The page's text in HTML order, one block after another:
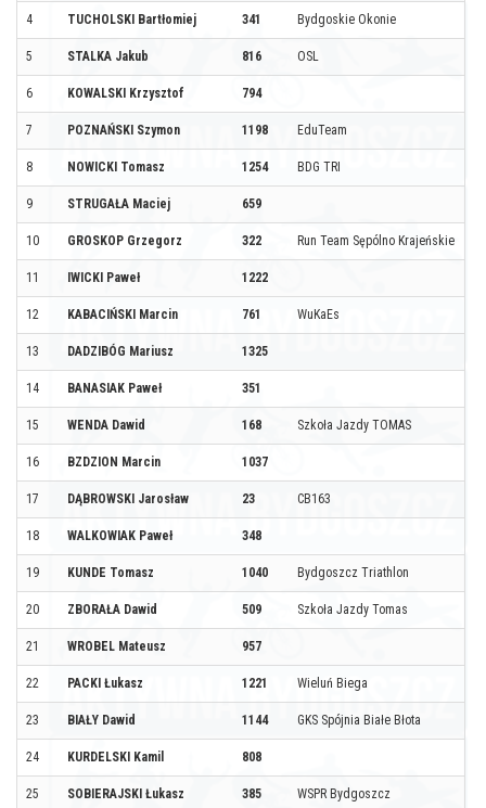
4 TUCHOLSKI Bartłomiej 341 Bydgoskie Okonie
5 STALKA Jakub 816 OSL
6 KOWALSKI Krzysztof 794
7 POZNAŃSKI Szymon 1198 EduTeam
8 NOWICKI Tomasz 1254 BDG TRI
9 STRUGAŁA Maciej 659
10 GROSKOP Grzegorz 322 Run Team Sępólno Krajeńskie
11 IWICKI Paweł 1222
12 KABACIŃSKI Marcin 761 WuKaEs
13 DADZIBÓG Mariusz 1325
14 BANASIAK Paweł 351
15 WENDA Dawid 168 Szkoła Jazdy TOMAS
16 BZDZION Marcin 1037
17 DĄBROWSKI Jarosław 23 CB163
18 WALKOWIAK Paweł 348
19 KUNDE Tomasz 1040 Bydgoszcz Triathlon
20 ZBORAŁA Dawid 509 Szkoła Jazdy Tomas
21 WROBEL Mateusz 957
22 PACKI Łukasz 1221 Wieluń Biega
23 BIAŁY Dawid 1144 GKS Spójnia Białe Błota
24 KURDELSKI Kamil 808
25 SOBIERAJSKI Łukasz 385 WSPR Bydgoszcz